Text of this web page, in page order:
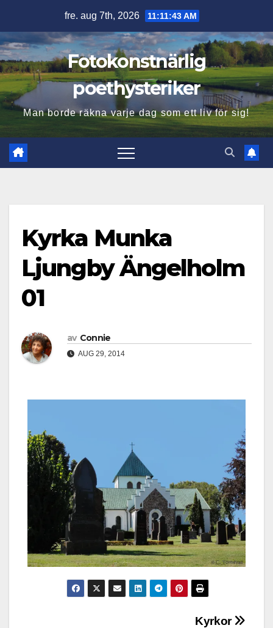
innehåll
fre. aug 7th, 2026 11:11:44 AM
Fotokonstnärlig
poethysteriker
Man borde räkna varje dag som ett liv för sig!
Kyrka Munka
Ljungby Ängelholm
01
av Connie
AUG 29, 2014
Kyrkor